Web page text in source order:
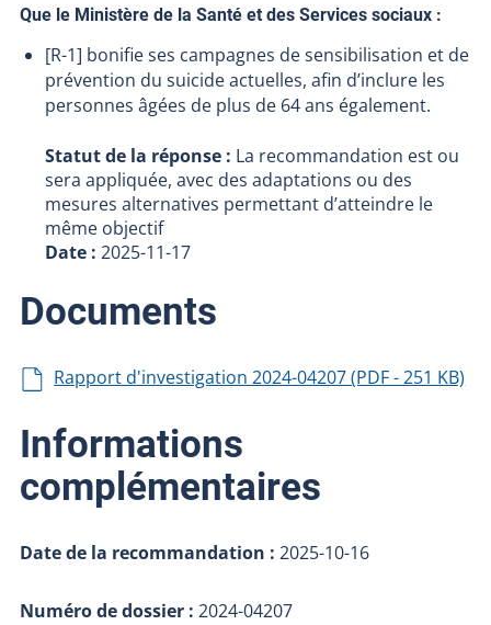
Que le Ministère de la Santé et des Services sociaux :
[R-1] bonifie ses campagnes de sensibilisation et de
prévention du suicide actuelles, afin d’inclure les
personnes âgées de plus de 64 ans également.
Statut de la réponse : La recommandation est ou
sera appliquée, avec des adaptations ou des
mesures alternatives permettant d’atteindre le
même objectif
Date :2025-11-17
Documents
Rapport d'investigation 2024-04207 (PDF - 251 KB)
Informations
complémentaires
Date de la recommandation : 2025-10-16
Numéro de dossier : 2024-04207